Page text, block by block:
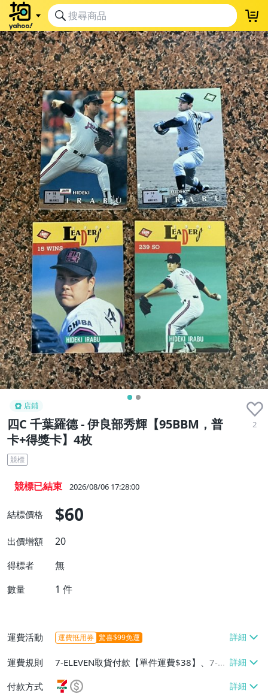
店鋪
四C 千葉羅德 - 伊良部秀輝【95BBM，普
卡+得獎卡】4枚
2
競標
競標已結束 2026/08/06 17:28:00
結標價格 $60
出價增額 20
得標者 無
數量 1 件
運費活動 運費抵用券 驚喜$99免運
運費規則
7-ELEVEN取貨付款【單件運費$38】、7-EL
EVEN取貨不付款【單件運費$38】、宅配/
貨運【單件運費$60、消費滿$1000免運
付款方式